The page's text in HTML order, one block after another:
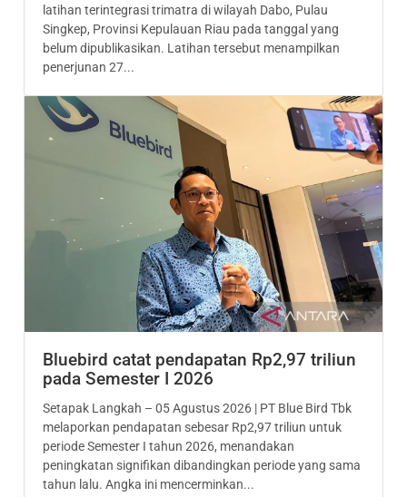
latihan terintegrasi trimatra di wilayah Dabo, Pulau
Singkep, Provinsi Kepulauan Riau pada tanggal yang
belum dipublikasikan. Latihan tersebut menampilkan
penerjunan 27...
Bluebird catat pendapatan Rp2,97 triliun
pada Semester I 2026
Setapak Langkah – 05 Agustus 2026 | PT Blue Bird Tbk
melaporkan pendapatan sebesar Rp2,97 triliun untuk
periode Semester I tahun 2026, menandakan
peningkatan signifikan dibandingkan periode yang sama
tahun lalu. Angka ini mencerminkan...